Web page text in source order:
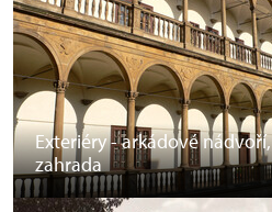
Exteriéry - arkádové nádvoří,
zahrada